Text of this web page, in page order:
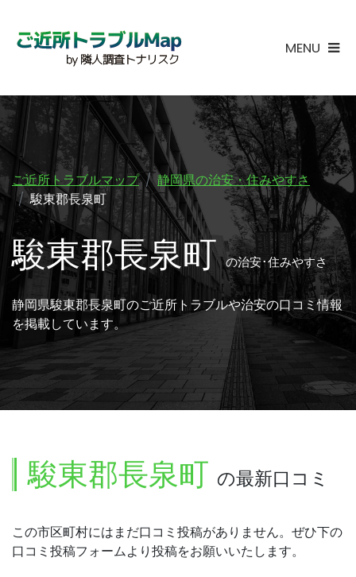
MENU
ご近所トラブルマップ
静岡県の治安・住みやすさ
駿東郡長泉町
駿東郡長泉町の治安･住みやすさ
静岡県駿東郡長泉町のご近所トラブルや治安の口コミ情報
を掲載しています。
駿東郡長泉町 の最新口コミ
この市区町村にはまだ口コミ投稿がありません。ぜひ下の
口コミ投稿フォームより投稿をお願いいたします。